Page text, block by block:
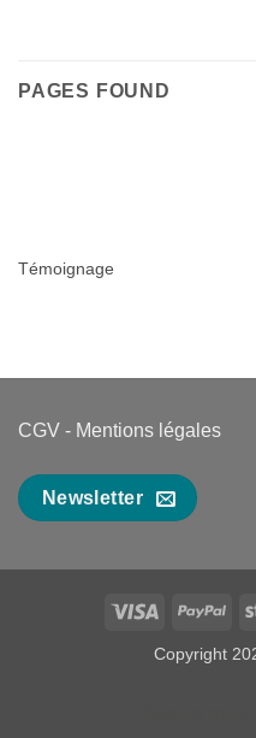
PAGES FOUND
Témoignage
CGV - Mentions légales
Newsletter
Visa
Copyright